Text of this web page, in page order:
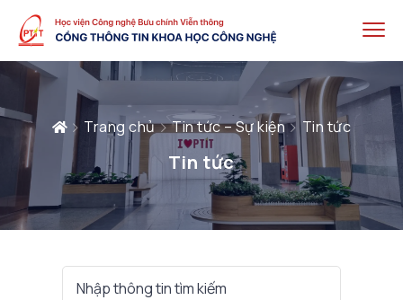
Trang chủ Tin tức – Sự kiện Tin tức
Tin tức